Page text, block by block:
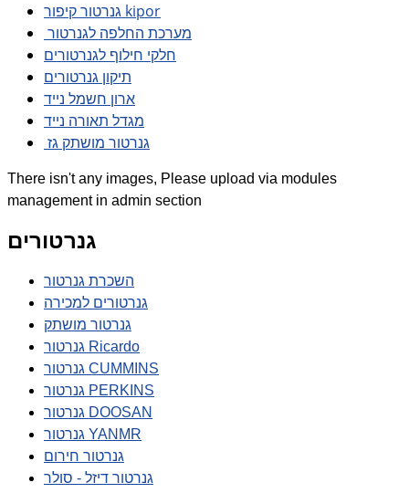
גנרטור קיפור kipor
מערכת החלפה לגנרטור
חלקי חילוף לגנרטורים
תיקון גנרטורים
ארון חשמל נייד
מגדל תאורה נייד
גנרטור מושתק גז
There isn't any images, Please upload via modules
management in admin section
גנרטורים
השכרת גנרטור
גנרטורים למכירה
גנרטור מושתק
גנרטור Ricardo
גנרטור CUMMINS
גנרטור PERKINS
גנרטור DOOSAN
גנרטור YANMR
גנרטור חירום
גנרטור דיזל - סולר